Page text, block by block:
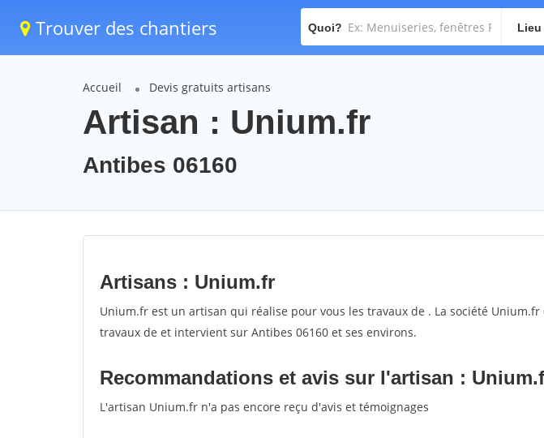
Trouver des chantiers Quoi? Lieu
Accueil Devis gratuits artisans
Artisan : Unium.fr
Antibes 06160
Artisans : Unium.fr
Unium.fr est un artisan qui réalise pour vous les travaux de . La société Unium.fr
travaux de et intervient sur Antibes 06160 et ses environs.
Recommandations et avis sur l'artisan :
L'artisan Unium.fr n'a pas encore reçu d'avis et témoignages